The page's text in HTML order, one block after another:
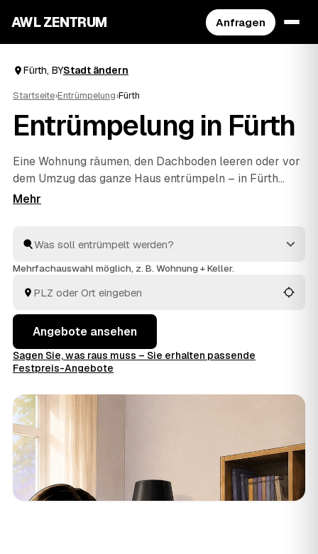
AWL ZENTRUM Anfragen
Fürth, BYStadt ändern
Startseite›Entrümpelung›Fürth
Entrümpelung in Fürth
Eine Wohnung räumen, den Dachboden leeren oder vor
dem Umzug das ganze Haus entrümpeln – in Fürth
müssen Sie sich dafür nicht selbst auf die Suche nach
geprüften Anbietern aus der Umgebung. Egal ob kleiner
Auftrag oder kompletteHaushaltsauflösung
entsorgt.
Mehrfachauswahl möglich, z. B. Wohnung + Keller.
Angebote ansehen
Sagen Sie, was raus muss – Sie erhalten passende
Festpreis-Angebote